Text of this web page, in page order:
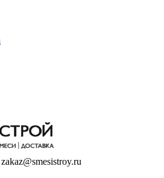
zakaz@smesistroy.ru